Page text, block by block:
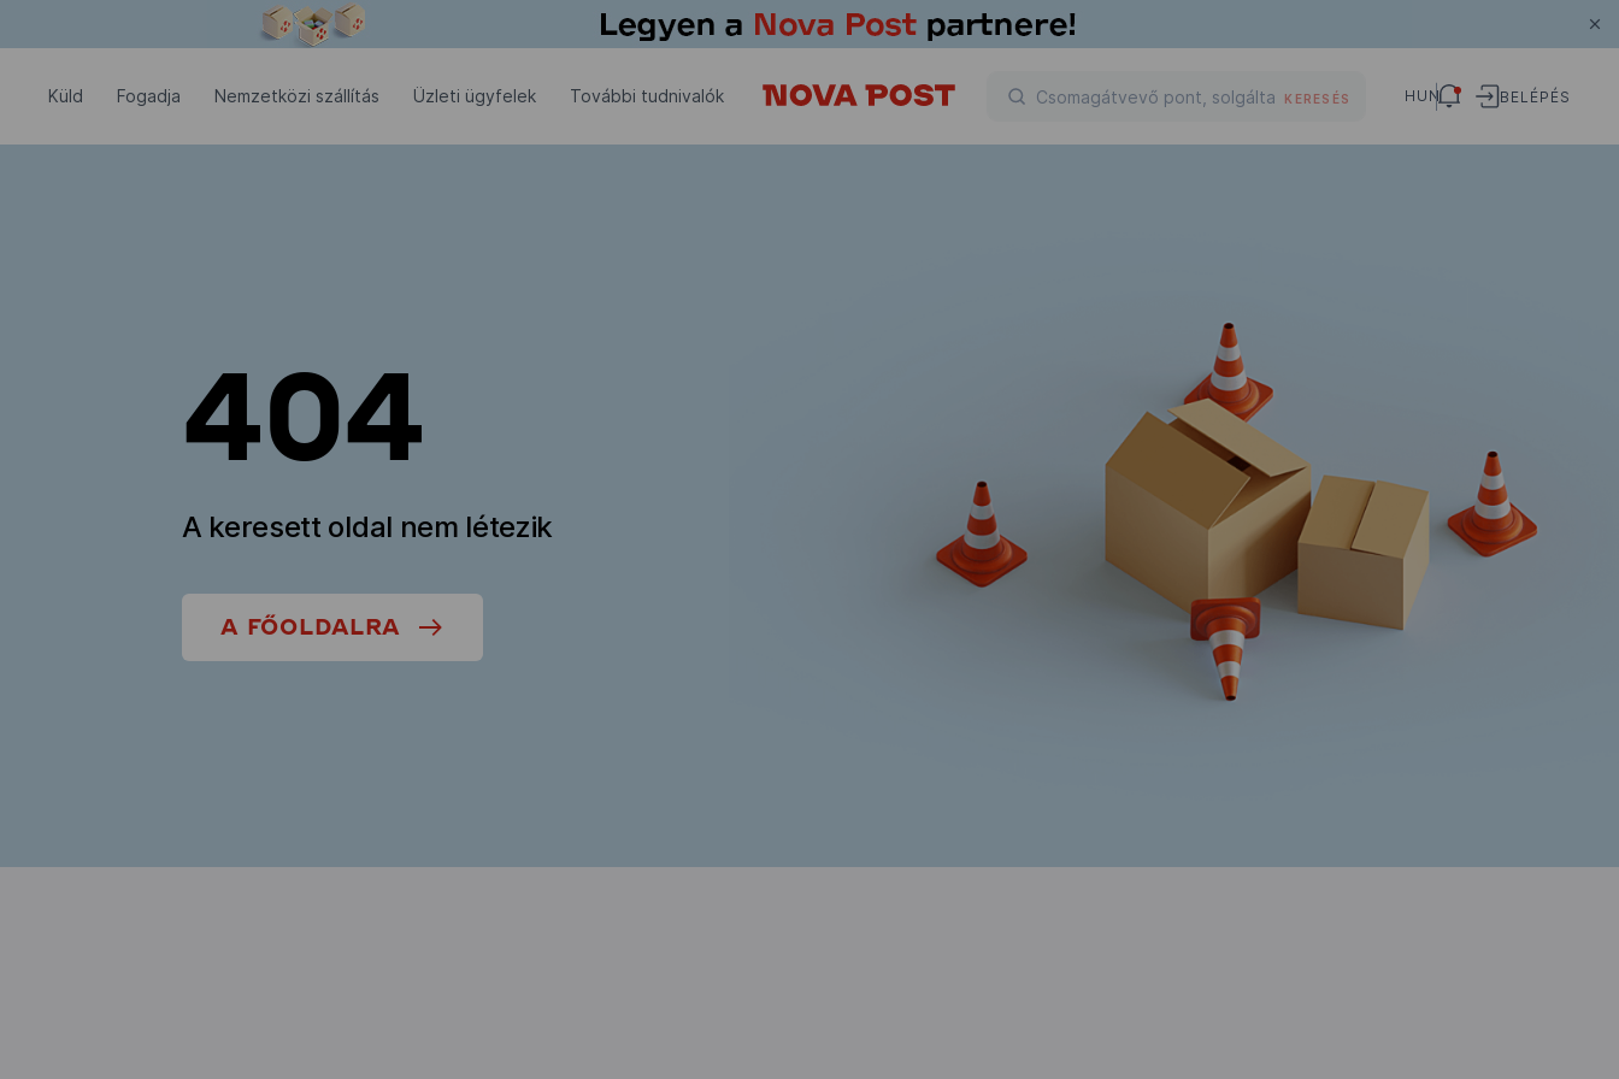
Küld Fogadja Nemzetközi szállítás Üzleti ügyfelek További tudnivalók KERESÉS HUN BELÉPÉS
404
A keresett oldal nem létezik
A FŐOLDALRA